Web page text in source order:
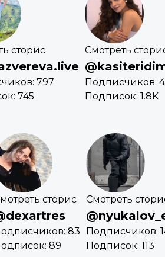
сторис
797
745
Смотреть
Подписчиков:
Подписок: 1.8K
сторис
83
89
Смотреть
Подписчиков:
Подписок: 113